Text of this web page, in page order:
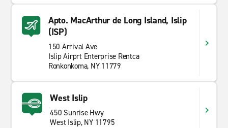
Apto. MacArthur de Long Island, Islip
(ISP)
150 Arrival Ave
Islip Airprt Enterprise Rentca
Ronkonkoma, NY 11779
West Islip
450 Sunrise Hwy
West Islip, NY 11795